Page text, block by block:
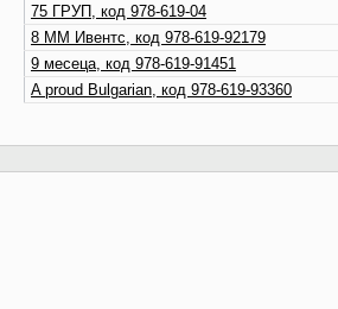
75 ГРУП, код 978-619-04
8 ММ Ивентс, код 978-619-92179
9 месеца, код 978-619-91451
A proud Bulgarian, код 978-619-93360